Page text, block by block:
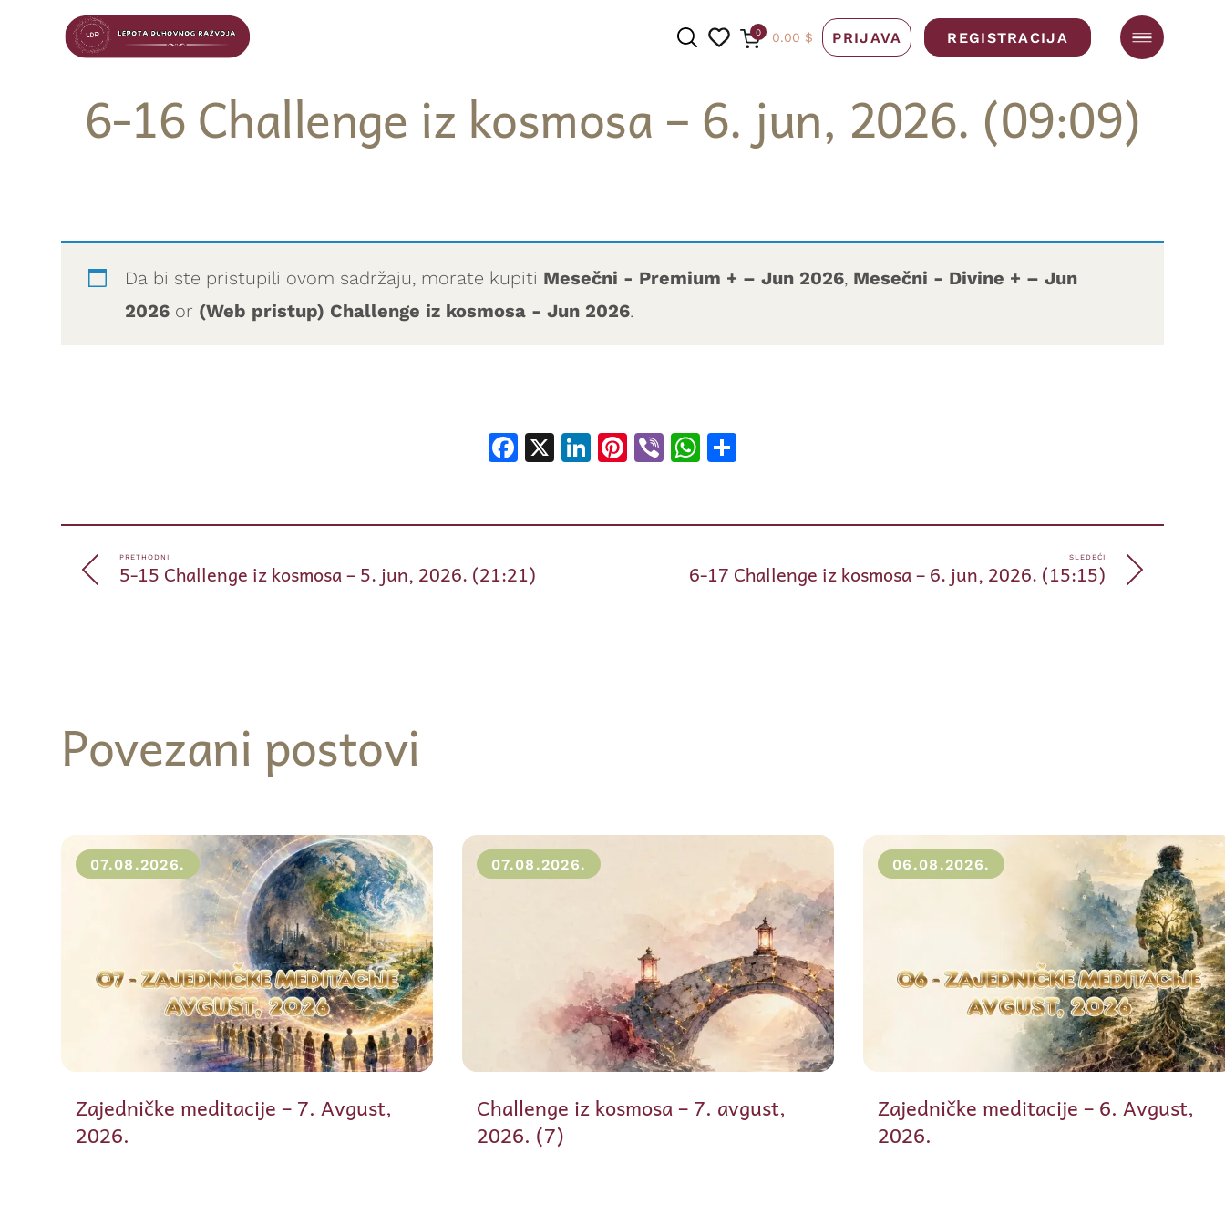
0 0.00 $ PRIJAVA REGISTRACIJA
6-16 Challenge iz kosmosa – 6. jun, 2026. (09:09)
Da bi ste pristupili ovom sadržaju, morate kupiti Mesečni - Premium + – Jun 2026, Mesečni - Divine + – Jun
2026 or (Web pristup) Challenge iz kosmosa - Jun 2026.
Facebook
X LinkedIn
Pinterest
ViberWhatsApp
PRETHODNI
5-15 Challenge iz kosmosa – 5. jun, 2026. (21:21)
SLEDEĆI
6-17 Challenge iz kosmosa – 6. jun, 2026. (15:15)
Povezani postovi
07.08.2026.
Zajedničke meditacije – 7. Avgust,
2026.
07.08.2026.
Challenge iz kosmosa – 7. avgust,
2026. (7)
06.08.2026.
Zajedničke meditacije – 6. Avgust,
2026.